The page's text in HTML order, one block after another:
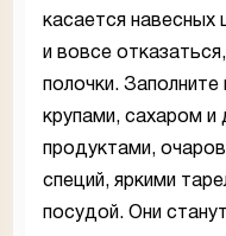
касается
и вовсе
полочки.
крупами, сахаром и
продуктами,
специй, яркими
посудой. Они